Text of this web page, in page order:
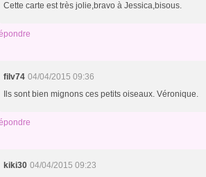
Cette carte est très jolie,bravo à Jessica,bisous.
filv74 04/04/2015 09:36
Ils sont bien mignons ces petits oiseaux. Véronique.
kiki30 04/04/2015 09:23